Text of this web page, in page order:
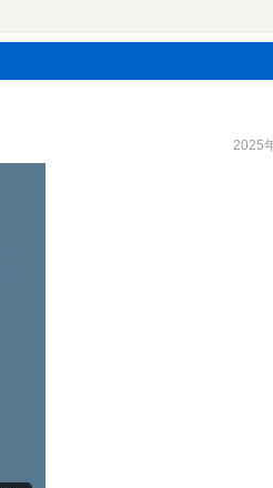
2025